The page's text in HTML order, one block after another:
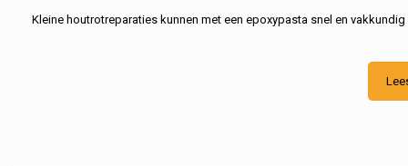
Kleine houtrotreparaties kunnen met een epoxypasta snel en